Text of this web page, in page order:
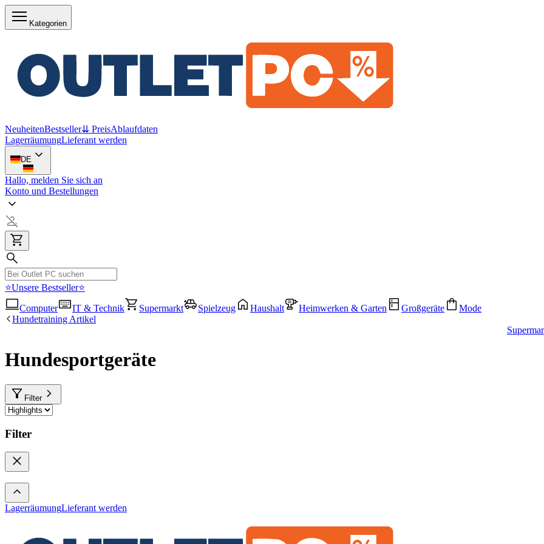
Kategorien
NeuheitenBestseller⇊ PreisAblaufdaten
LagerräumungLieferant werden
DE
Hallo, melden Sie sich an
Konto und Bestellungen
⭐Unsere Bestseller⭐
Computer
IT & Technik Supermarkt Spielzeug Haushalt Heimwerken & Garten Großgeräte
Mode
Hundetraining Artikel
Hundesportgeräte
Filter
Filter
LagerräumungLieferant werden